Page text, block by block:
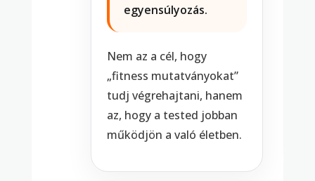
egyensúlyozás.
Nem az a cél, hogy
„fitness mutatványokat”
tudj végrehajtani, hanem
az, hogy a tested jobban
működjön a való életben.